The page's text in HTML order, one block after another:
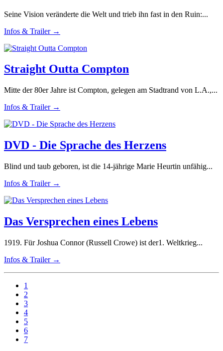
Seine Vision veränderte die Welt und trieb ihn fast in den Ruin:...
Infos & Trailer →
Straight Outta Compton
Mitte der 80er Jahre ist Compton, gelegen am Stadtrand von L.A.,...
Infos & Trailer →
DVD - Die Sprache des Herzens
Blind und taub geboren, ist die 14-jährige Marie Heurtin unfähig...
Infos & Trailer →
Das Versprechen eines Lebens
1919. Für Joshua Connor (Russell Crowe) ist der1. Weltkrieg...
Infos & Trailer →
1
2
3
4
5
6
7